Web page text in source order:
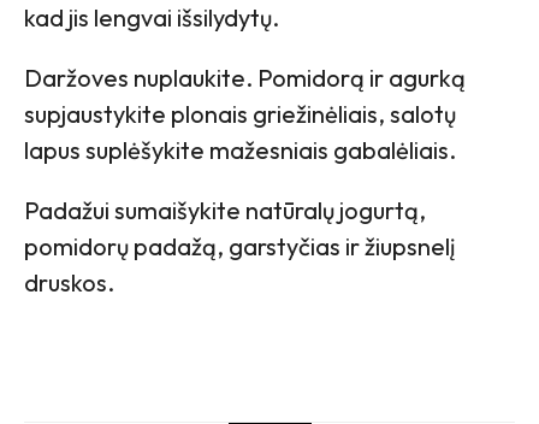
kad jis lengvai išsilydytų.
Daržoves nuplaukite. Pomidorą ir agurką
supjaustykite plonais griežinėliais, salotų
lapus suplėšykite mažesniais gabalėliais.
Padažui sumaišykite natūralų jogurtą,
pomidorų padažą, garstyčias ir žiupsnelį
druskos.